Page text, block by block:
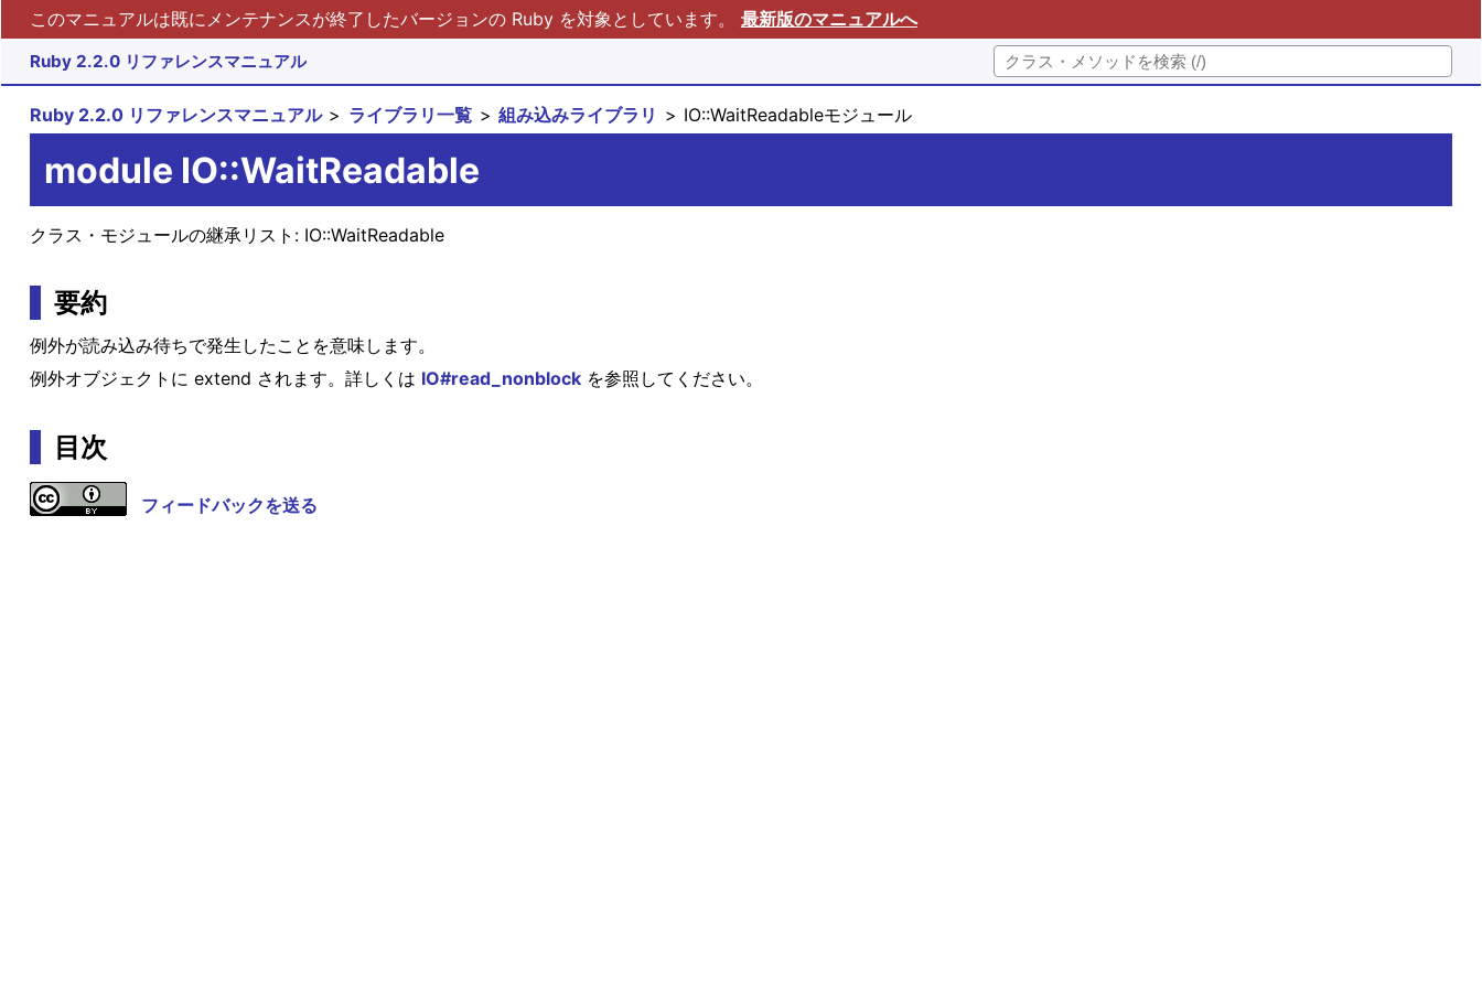
このマニュアルは既にメンテナンスが終了したバージョンの Ruby を対象としています。 最新版のマニュアルへ
Ruby 2.2.0 リファレンスマニュアル
Ruby 2.2.0 リファレンスマニュアル ライブラリ一覧 組み込みライブラリ IO::WaitReadableモジュール
module IO::WaitReadable
クラス・モジュールの継承リスト: IO::WaitReadable
要約
例外が読み込み待ちで発生したことを意味します。
例外オブジェクトに extend されます。詳しくは IO#read_nonblockを参照してください。
目次
フィードバックを送る